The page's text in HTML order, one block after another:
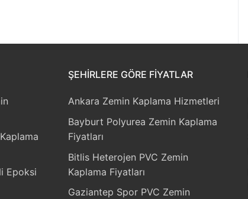
Epoksi
ŞEHIRLERE GÖRE FIYATLAR
Ankara Zemin Kaplama Hizmetleri
Bayburt Polyurea Zemin Kaplama
Fiyatları
Bitlis Heterojen PVC Zemin
Kaplama Fiyatları
Gaziantep Spor PVC Zemin